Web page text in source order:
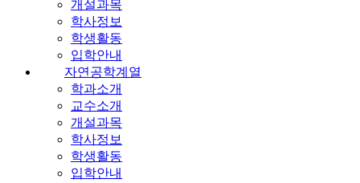
개설과목
학사정보
학생활동
입학안내
자연공학계열
학과소개
교수소개
개설과목
학사정보
학생활동
입학안내